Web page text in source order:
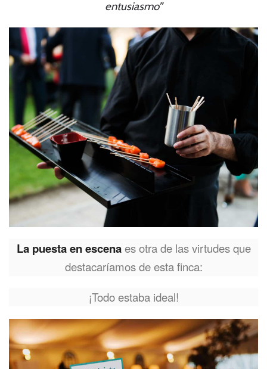
entusiasmo”
La puesta en escenaes otra de las virtudes que
destacaríamos de esta finca:
¡Todo estaba ideal!